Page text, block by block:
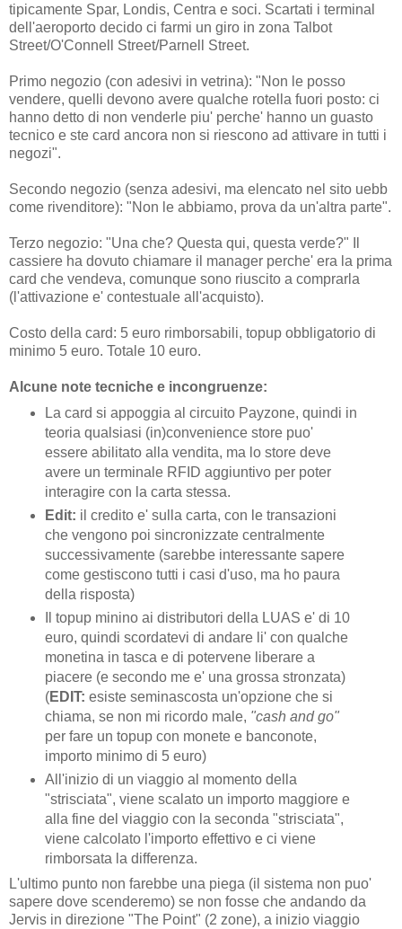
tipicamente Spar, Londis, Centra e soci. Scartati i terminal
dell'aeroporto decido ci farmi un giro in zona Talbot
Street/O'Connell Street/Parnell Street.
Primo negozio (con adesivi in vetrina): "Non le posso
vendere, quelli devono avere qualche rotella fuori posto: ci
hanno detto di non venderle piu' perche' hanno un guasto
tecnico e ste card ancora non si riescono ad attivare in tutti i
negozi".
Secondo negozio (senza adesivi, ma elencato nel sito uebb
come rivenditore): "Non le abbiamo, prova da un'altra parte".
Terzo negozio: "Una che? Questa qui, questa verde?" Il
cassiere ha dovuto chiamare il manager perche' era la prima
card che vendeva, comunque sono riuscito a comprarla
(l'attivazione e' contestuale all'acquisto).
Costo della card: 5 euro rimborsabili, topup obbligatorio di
minimo 5 euro. Totale 10 euro.
Alcune note tecniche e incongruenze:
La card si appoggia al circuito Payzone, quindi in
teoria qualsiasi (in)convenience store puo'
essere abilitato alla vendita, ma lo store deve
avere un terminale RFID aggiuntivo per poter
interagire con la carta stessa.
Edit: il credito e' sulla carta, con le transazioni
che vengono poi sincronizzate centralmente
successivamente (sarebbe interessante sapere
come gestiscono tutti i casi d'uso, ma ho paura
della risposta)
Il topup minino ai distributori della LUAS e' di 10
euro, quindi scordatevi di andare li' con qualche
monetina in tasca e di potervene liberare a
piacere (e secondo me e' una grossa stronzata)
(EDIT: esiste seminascosta un'opzione che si
chiama, se non mi ricordo male, "cash and go"
per fare un topup con monete e banconote,
importo minimo di 5 euro)
All'inizio di un viaggio al momento della
"strisciata", viene scalato un importo maggiore e
alla fine del viaggio con la seconda "strisciata",
viene calcolato l'importo effettivo e ci viene
rimborsata la differenza.
L'ultimo punto non farebbe una piega (il sistema non puo'
sapere dove scenderemo) se non fosse che andando da
Jervis in direzione "The Point" (2 zone), a inizio viaggio